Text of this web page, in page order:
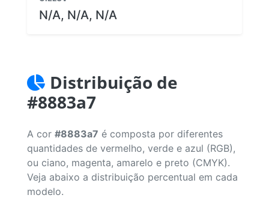
N/A, N/A, N/A
Distribuição de
#8883a7
A cor #8883a7 é composta por diferentes
quantidades de vermelho, verde e azul (RGB),
ou ciano, magenta, amarelo e preto (CMYK).
Veja abaixo a distribuição percentual em cada
modelo.